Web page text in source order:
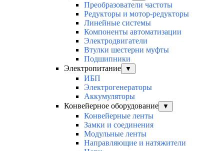
Преобразователи частоты
Редукторы и мотор-редукторы
Линейные системы
Компоненты автоматизации
Электродвигатели
Втулки шестерни муфты
Подшипники
Электропитание
▼
ИБП
Электрогенераторы
Аккумуляторы
Конвейерное оборудование
▼
Конвейерные ленты
Замки и соединения
Модульные ленты
Направляющие и натяжители